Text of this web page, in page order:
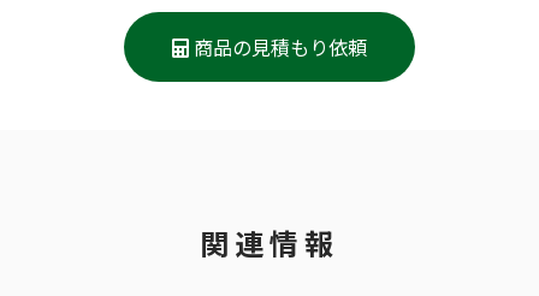
商品の見積もり依頼
関連情報